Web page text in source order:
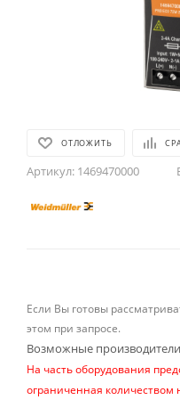
ОТЛОЖИТЬ
Артикул: 1469470000
Если Вы готовы
этом при запросе.
Возможные
На часть оборудования
ограниченная количеством